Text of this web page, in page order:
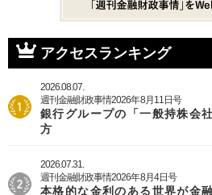
アクセスランキング
2026.08.07.
週刊金融財政事情2026年8月11日号
銀行グループの「一般持株会
方
2026.07.31.
週刊金融財政事情2026年8月4日号
本格的な金利のある世界が金